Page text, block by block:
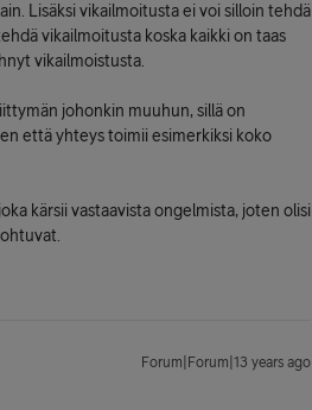
Lisäksi vikailmoitusta ei voi silloin tehdä
vikailmoitusta koska kaikki on taas
vikailmoistusta.
johonkin muuhun, sillä on
että yhteys toimii esimerkiksi koko
kärsii vastaavista ongelmista, joten olisi
Forum|Forum|13 years ago